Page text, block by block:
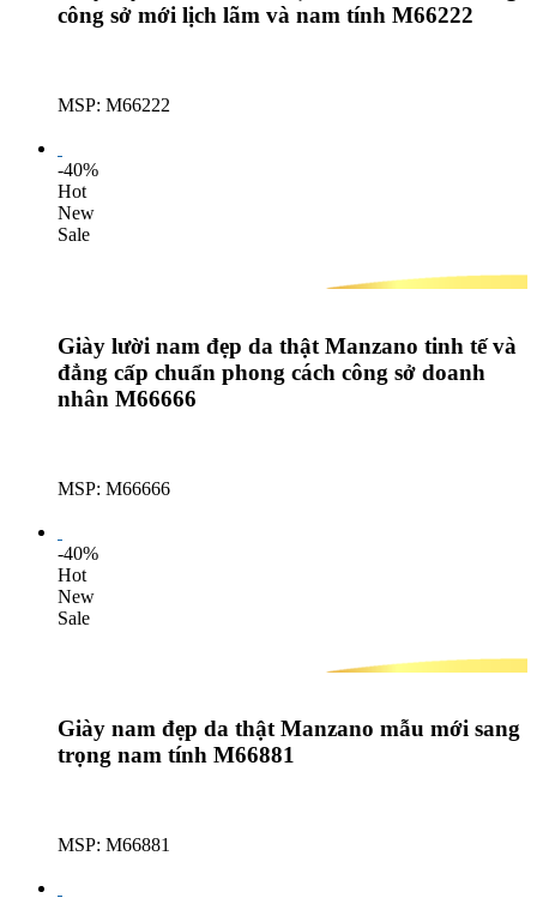
công sở mới lịch lãm và nam tính M66222
MSP: M66222
-40%
Hot
New
Sale
Giày lười nam đẹp da thật Manzano tinh tế và
đẳng cấp chuẩn phong cách công sở doanh
nhân M66666
MSP: M66666
-40%
Hot
New
Sale
Giày nam đẹp da thật Manzano mẫu mới sang
trọng nam tính M66881
MSP: M66881